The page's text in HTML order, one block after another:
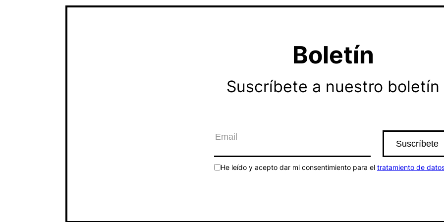
Boletín
Suscríbete a nuestro boletín
He leído y acepto dar mi consentimiento para el tratamiento de